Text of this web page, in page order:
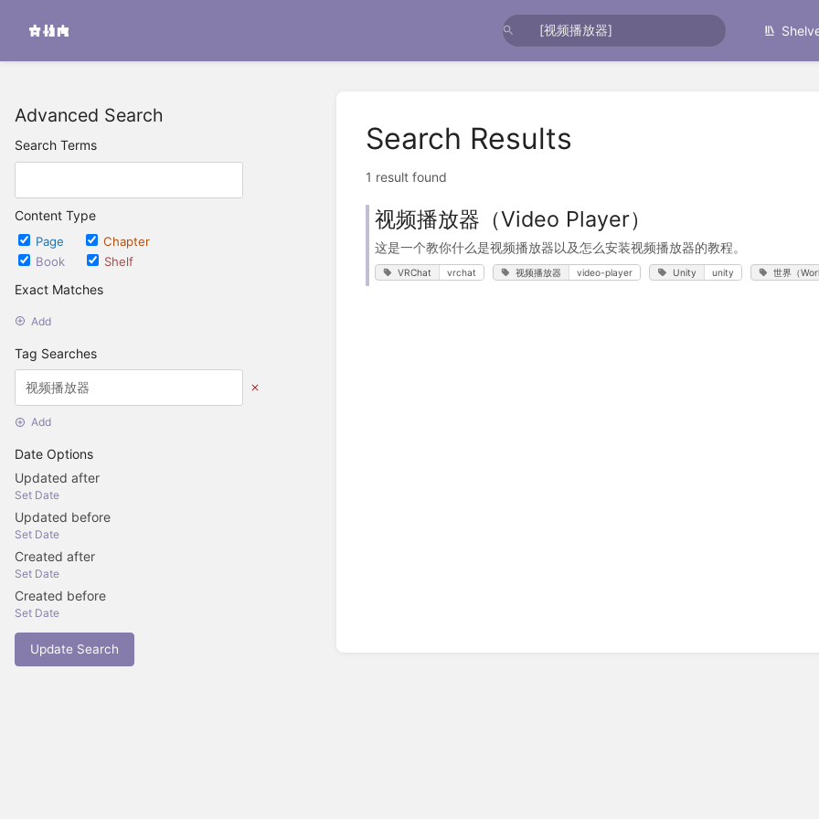
Advanced Search
Search Terms
Content Type
Page
Chapter
Book
Shelf
Exact Matches
Add
Tag Searches
Add
Date Options
Updated after
Set Date
Updated before
Set Date
Created after
Set Date
Created before
Set Date
Update Search
Search Results
1 result found
视频播放器（Video Player）
这是一个教你什么是视频播放器以及怎么安装视频播放器的教程。
VRChat vrchat 视频播放器 video-player Unity unity 世界（